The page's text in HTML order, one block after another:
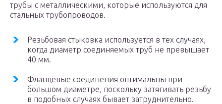
трубы с металлическими, которые используются для
стальных трубопроводов.
Резьбовая стыковка используется в тех случаях,
когда диаметр соединяемых труб не превышает
40 мм.
Фланцевые соединения оптимальны при
большом диаметре, поскольку затягивать резьбу
в подобных случаях бывает затруднительно.